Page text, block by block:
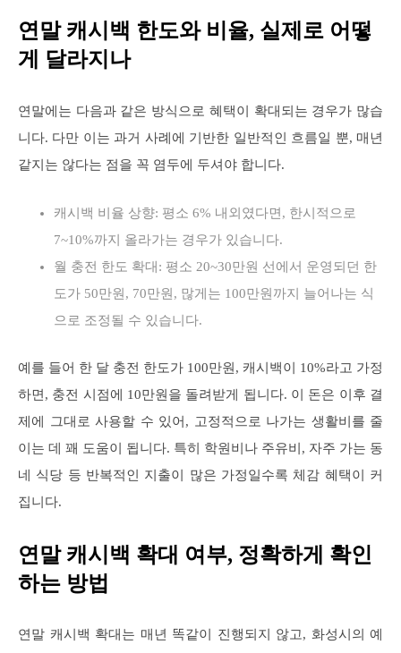
연말 캐시백 한도와 비율, 실제로 어떻
게 달라지나
연말에는 다음과 같은 방식으로 혜택이 확대되는 경우가 많습
니다. 다만 이는 과거 사례에 기반한 일반적인 흐름일 뿐, 매년
같지는 않다는 점을 꼭 염두에 두셔야 합니다.
캐시백 비율 상향: 평소 6% 내외였다면, 한시적으로
7~10%까지 올라가는 경우가 있습니다.
월 충전 한도 확대: 평소 20~30만원 선에서 운영되던 한
도가 50만원, 70만원, 많게는 100만원까지 늘어나는 식
으로 조정될 수 있습니다.
예를 들어 한 달 충전 한도가 100만원, 캐시백이 10%라고 가정
하면, 충전 시점에 10만원을 돌려받게 됩니다. 이 돈은 이후 결
제에 그대로 사용할 수 있어, 고정적으로 나가는 생활비를 줄
이는 데 꽤 도움이 됩니다. 특히 학원비나 주유비, 자주 가는 동
네 식당 등 반복적인 지출이 많은 가정일수록 체감 혜택이 커
집니다.
연말 캐시백 확대 여부, 정확하게 확인
하는 방법
연말 캐시백 확대는 매년 똑같이 진행되지 않고, 화성시의 예